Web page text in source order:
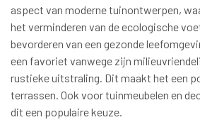
aspect van moderne tuinontwerpen,
het verminderen van de ecologische
bevorderen van een gezonde
een favoriet vanwege zijn
rustieke uitstraling. Dit maakt het een
terrassen. Ook voor tuinmeubelen en
dit een populaire keuze.